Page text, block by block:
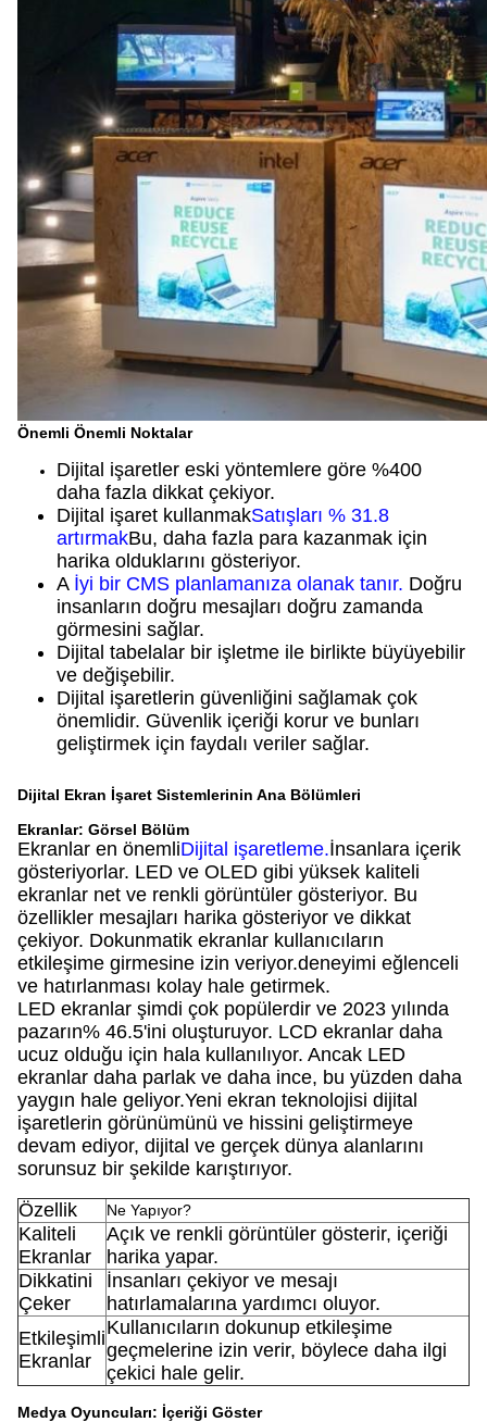
Önemli Önemli Noktalar
Dijital işaretler eski yöntemlere göre %400
daha fazla dikkat çekiyor.
Dijital işaret kullanmakSatışları % 31.8
artırmakBu, daha fazla para kazanmak için
harika olduklarını gösteriyor.
A İyi bir CMS planlamanıza olanak tanır. Doğru
insanların doğru mesajları doğru zamanda
görmesini sağlar.
Dijital tabelalar bir işletme ile birlikte büyüyebilir
ve değişebilir.
Dijital işaretlerin güvenliğini sağlamak çok
önemlidir. Güvenlik içeriği korur ve bunları
geliştirmek için faydalı veriler sağlar.
Dijital Ekran İşaret Sistemlerinin Ana Bölümleri
Ekranlar: Görsel Bölüm
Ekranlar en önemliDijital işaretleme.İnsanlara içerik
gösteriyorlar. LED ve OLED gibi yüksek kaliteli
ekranlar net ve renkli görüntüler gösteriyor. Bu
özellikler mesajları harika gösteriyor ve dikkat
çekiyor. Dokunmatik ekranlar kullanıcıların
etkileşime girmesine izin veriyor.deneyimi eğlenceli
ve hatırlanması kolay hale getirmek.
LED ekranlar şimdi çok popülerdir ve 2023 yılında
pazarın% 46.5'ini oluşturuyor. LCD ekranlar daha
ucuz olduğu için hala kullanılıyor. Ancak LED
ekranlar daha parlak ve daha ince, bu yüzden daha
yaygın hale geliyor.Yeni ekran teknolojisi dijital
işaretlerin görünümünü ve hissini geliştirmeye
devam ediyor, dijital ve gerçek dünya alanlarını
sorunsuz bir şekilde karıştırıyor.
Özellik
Ne Yapıyor?
Kaliteli
Ekranlar
Açık ve renkli görüntüler gösterir, içeriği
harika yapar.
Dikkatini
Çeker
İnsanları çekiyor ve mesajı
hatırlamalarına yardımcı oluyor.
Etkileşimli
Ekranlar
Kullanıcıların dokunup etkileşime
geçmelerine izin verir, böylece daha ilgi
çekici hale gelir.
Medya Oyuncuları: İçeriği Göster